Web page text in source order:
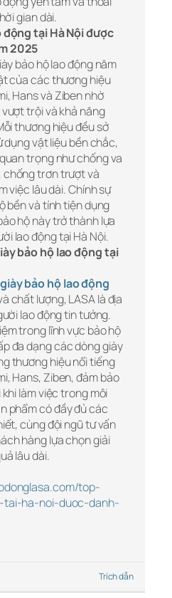
gian dài.
động tại Hà Nội được
2025
bảo hộ lao động năm
của các thương hiệu
Hans và Ziben nhờ
trội và khả năng
thương hiệu đều sở
dụng vật liệu bền chắc,
trọng như chống va
chống trơn trượt và
việc lâu dài. Chính sự
bền và tính tiện dụng
hộ này trở thành lựa
lao động tại Hà Nội.
bảo hộ lao động tại
giày bảo hộ lao động
chất lượng, LASA là địa
lao động tin tưởng.
trong lĩnh vực bảo hộ
đa dạng các dòng giày
thương hiệu nổi tiếng
Hans, Ziben, đảm bảo
làm việc trong môi
phẩm có đầy đủ các
cùng đội ngũ tư vấn
hàng lựa chọn giải
lâu dài.
top-
ha-noi-duoc-danh-
Trích dẫn